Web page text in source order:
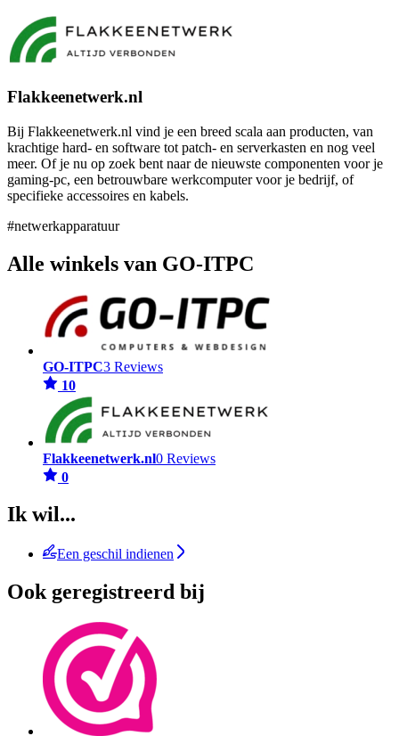
Flakkeenetwerk.nl
Bij Flakkeenetwerk.nl vind je een breed scala aan producten, van
krachtige hard- en software tot patch- en serverkasten en nog veel
meer. Of je nu op zoek bent naar de nieuwste componenten voor je
gaming-pc, een betrouwbare werkcomputer voor je bedrijf, of
specifieke accessoires en kabels.
#netwerkapparatuur
Alle winkels van GO-ITPC
GO-ITPC3 Reviews
10
Flakkeenetwerk.nl0 Reviews
0
Ik wil...
Een geschil indienen
Ook geregistreerd bij